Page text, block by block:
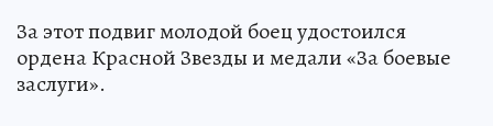
За этот подвиг молодой боец удостоился
ордена Красной Звезды и медали «За боевые
заслуги».